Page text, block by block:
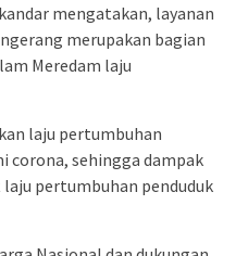
mengatakan, layanan
merupakan bagian
Meredam laju
laju pertumbuhan
corona, sehingga dampak
pertumbuhan penduduk